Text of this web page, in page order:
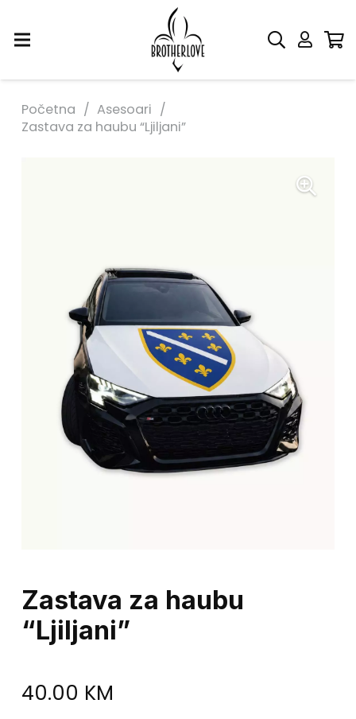
Početna / Asesoari /
Zastava za haubu “Ljiljani”
Zastava za haubu
“Ljiljani”
40.00 KM